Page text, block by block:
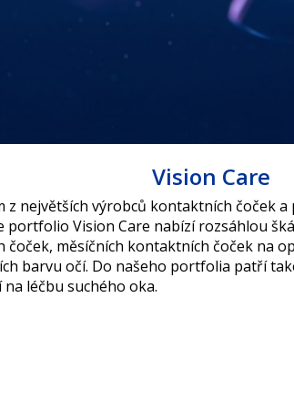
Vision Care
z největších výrobců kontaktních čoček
portfolio Vision Care nabízí rozsáhlou
čoček, měsíčních kontaktních čoček na
barvu očí. Do našeho portfolia patří
léčbu suchého oka.